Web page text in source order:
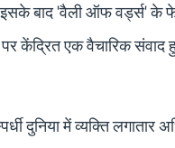
इसके बाद 'वैली ऑफ वर्ड्स'
एक वैचारिक संवाद
दुनिया में व्यक्ति